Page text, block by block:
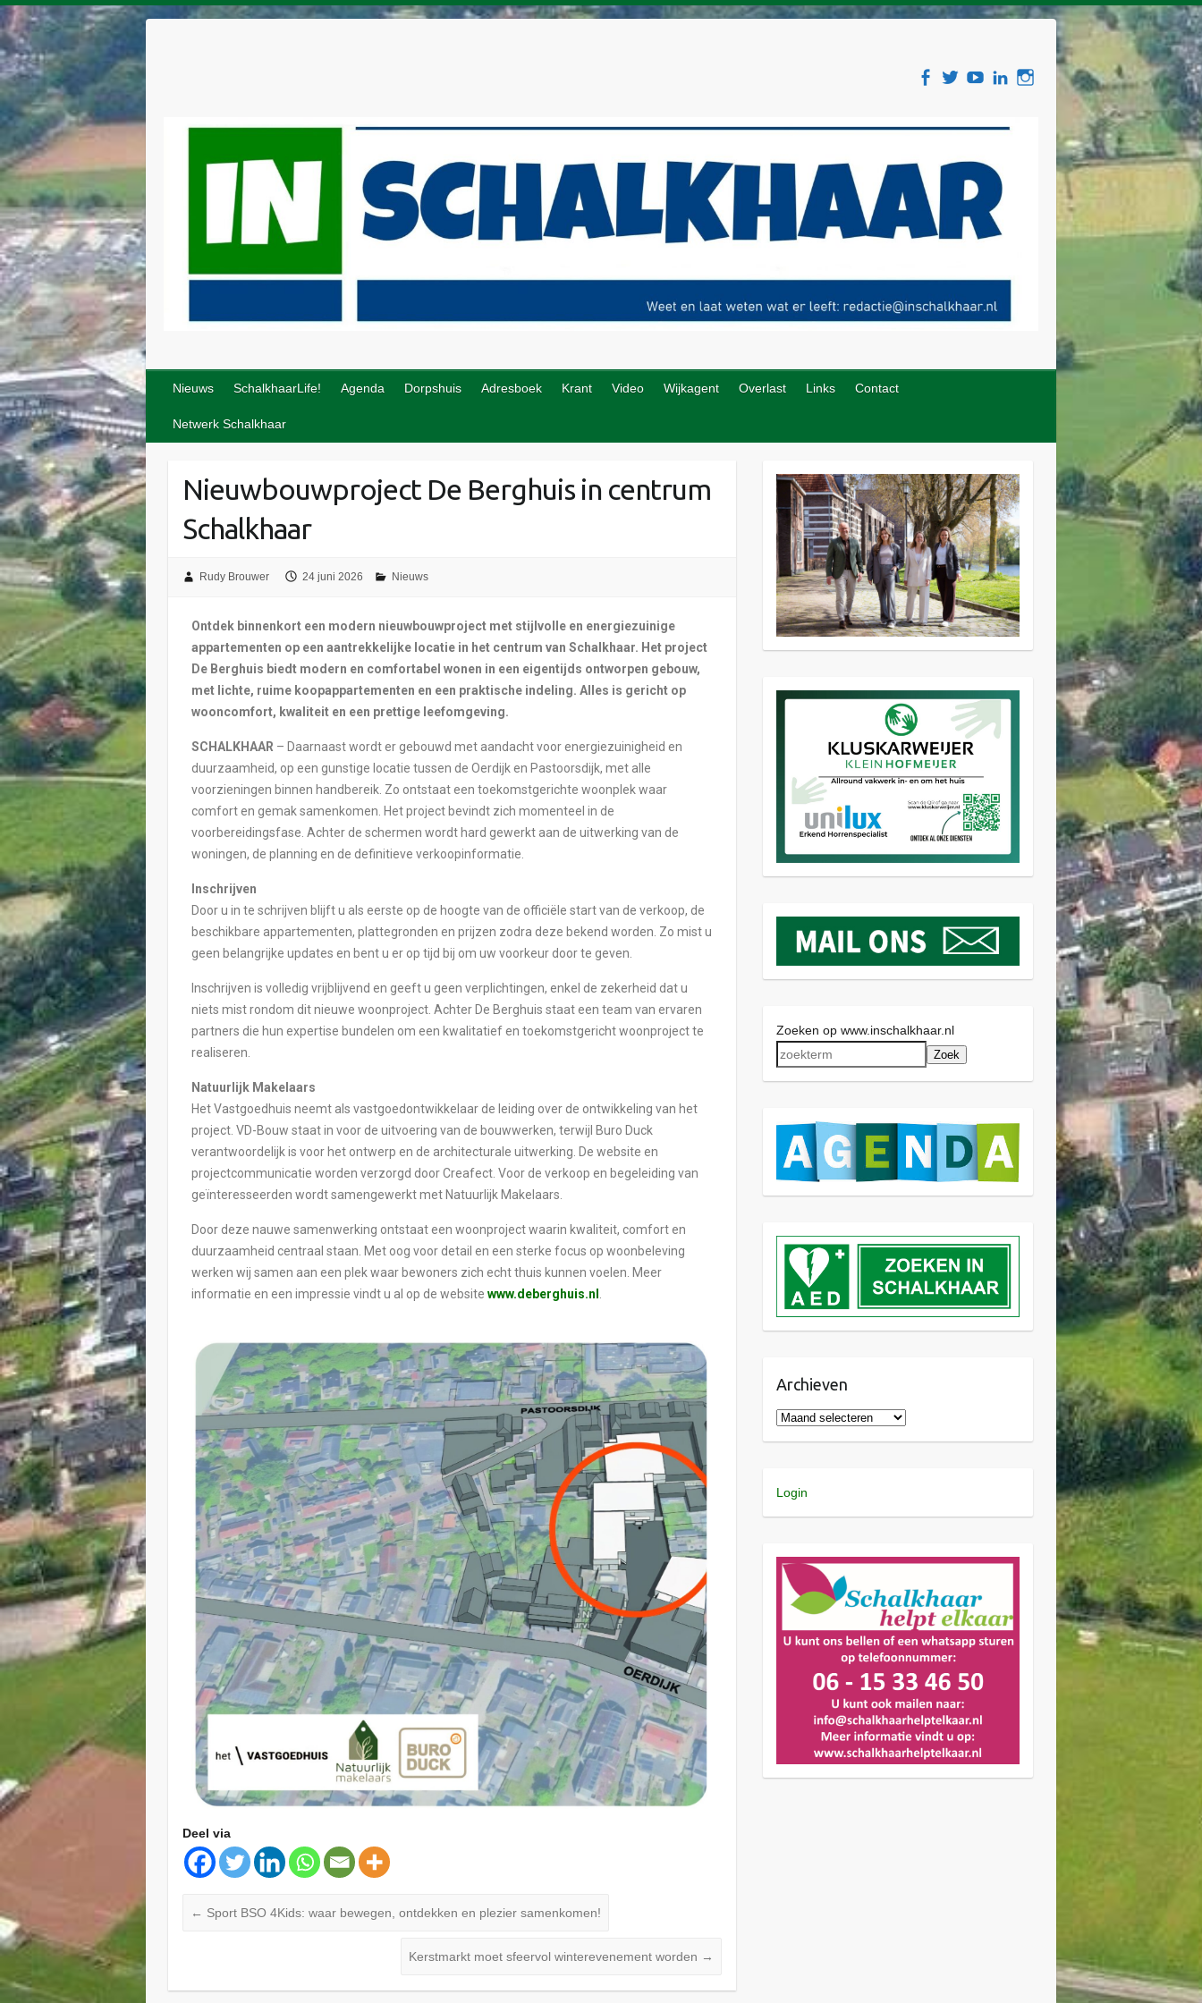
Nieuws SchalkhaarLife! Agenda Dorpshuis Adresboek Krant Video Wijkagent Overlast Links Contact
Netwerk Schalkhaar
Nieuwbouwproject De Berghuis in centrum
Schalkhaar
Rudy Brouwer 24 juni 2026 Nieuws
Ontdek binnenkort een modern nieuwbouwproject met stijlvolle en energiezuinige
appartementen op een aantrekkelijke locatie in het centrum van Schalkhaar. Het project
De Berghuis biedt modern en comfortabel wonen in een eigentijds ontworpen gebouw,
met lichte, ruime koopappartementen en een praktische indeling. Alles is gericht op
wooncomfort, kwaliteit en een prettige leefomgeving.
SCHALKHAAR – Daarnaast wordt er gebouwd met aandacht voor energiezuinigheid en
duurzaamheid, op een gunstige locatie tussen de Oerdijk en Pastoorsdijk, met alle
voorzieningen binnen handbereik. Zo ontstaat een toekomstgerichte woonplek waar
comfort en gemak samenkomen. Het project bevindt zich momenteel in de
voorbereidingsfase. Achter de schermen wordt hard gewerkt aan de uitwerking van de
woningen, de planning en de definitieve verkoopinformatie.
Inschrijven
Door u in te schrijven blijft u als eerste op de hoogte van de officiële start van de verkoop, de
beschikbare appartementen, plattegronden en prijzen zodra deze bekend worden. Zo mist u
geen belangrijke updates en bent u er op tijd bij om uw voorkeur door te geven.
Inschrijven is volledig vrijblijvend en geeft u geen verplichtingen, enkel de zekerheid dat u
niets mist rondom dit nieuwe woonproject. Achter De Berghuis staat een team van ervaren
partners die hun expertise bundelen om een kwalitatief en toekomstgericht woonproject te
realiseren.
Natuurlijk Makelaars
Het Vastgoedhuis neemt als vastgoedontwikkelaar de leiding over de ontwikkeling van het
project. VD-Bouw staat in voor de uitvoering van de bouwwerken, terwijl Buro Duck
verantwoordelijk is voor het ontwerp en de architecturale uitwerking. De website en
projectcommunicatie worden verzorgd door Creafect. Voor de verkoop en begeleiding van
geïnteresseerden wordt samengewerkt met Natuurlijk Makelaars.
Door deze nauwe samenwerking ontstaat een woonproject waarin kwaliteit, comfort en
duurzaamheid centraal staan. Met oog voor detail en een sterke focus op woonbeleving
werken wij samen aan een plek waar bewoners zich echt thuis kunnen voelen. Meer
informatie en een impressie vindt u al op de websitewww.deberghuis.nl
Deel via
← Sport BSO 4Kids: waar bewegen, ontdekken en plezier samenkomen!
Kerstmarkt moet sfeervol winterevenement worden →
Zoeken op www.inschalkhaar.nl
Zoek
Archieven
Login